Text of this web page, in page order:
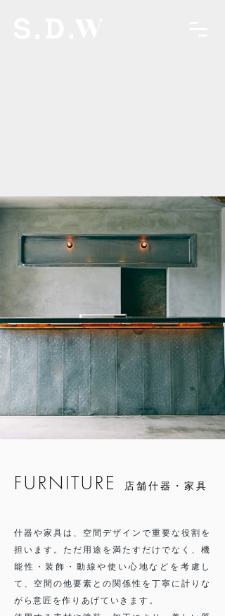
​什器や家具は、空間デザインで重要な役割を
担います。ただ用途を満たすだけでなく、機
能性・装飾・動線や使い心地などを考慮し
て、空間の他要素との関係性を丁寧に計りな
がら意匠を作りあげていきます。
FURNITURE 店舗什器・家具